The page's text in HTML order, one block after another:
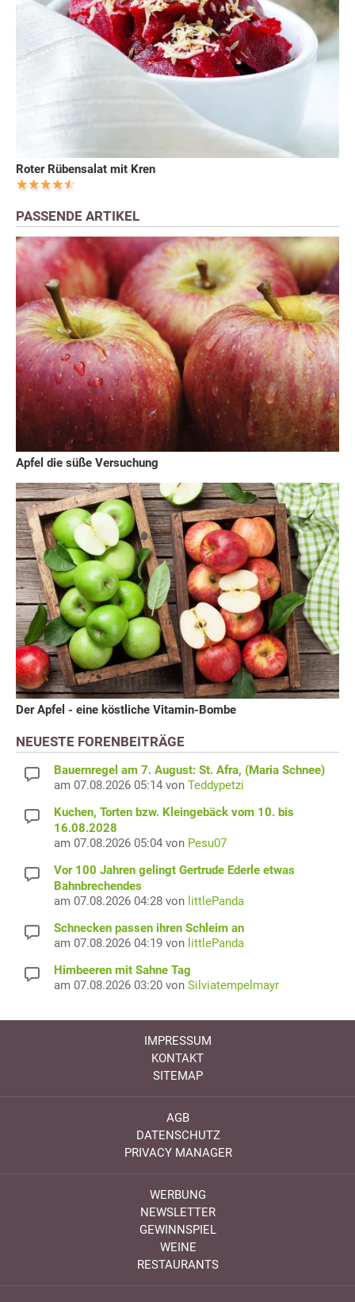
Roter Rübensalat mit Kren
PASSENDE ARTIKEL
Apfel die süße Versuchung
Der Apfel - eine köstliche Vitamin-Bombe
NEUESTE FORENBEITRÄGE
Bauernregel am 7. August: St. Afra, (Maria Schnee)
am 07.08.2026 05:14 von Teddypetzi
Kuchen, Torten bzw. Kleingebäck vom 10. bis
16.08.2028
am 07.08.2026 05:04 von Pesu07
Vor 100 Jahren gelingt Gertrude Ederle etwas
Bahnbrechendes
am 07.08.2026 04:28 von littlePanda
Schnecken passen ihren Schleim an
am 07.08.2026 04:19 von littlePanda
Himbeeren mit Sahne Tag
am 07.08.2026 03:20 von Silviatempelmayr
IMPRESSUM
KONTAKT
SITEMAP
AGB
DATENSCHUTZ
PRIVACY MANAGER
WERBUNG
NEWSLETTER
GEWINNSPIEL
WEINE
RESTAURANTS